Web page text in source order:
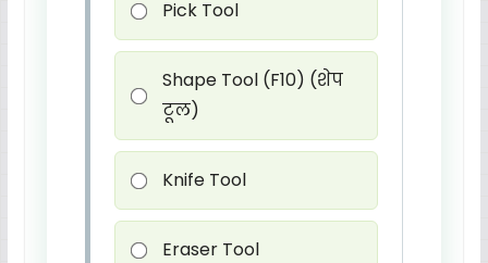
Pick Tool
Shape Tool (F10) (शेप
टूल)
Knife Tool
Eraser Tool